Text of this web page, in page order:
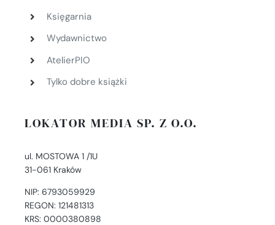
Księgarnia
Wydawnictwo
AtelierPIO
Tylko dobre książki
LOKATOR MEDIA SP. Z O.O.
ul. MOSTOWA 1 /1U
31-061 Kraków
NIP: 6793059929
REGON: 121481313
KRS: 0000380898